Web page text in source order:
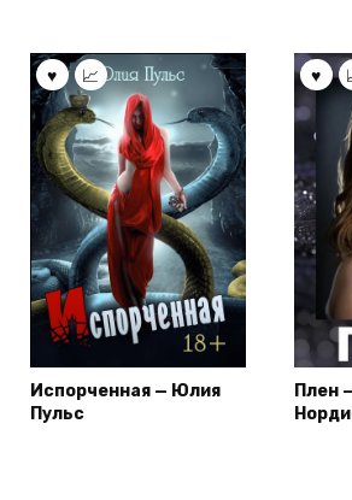
Испорченная — Юлия
Пульс
Плен